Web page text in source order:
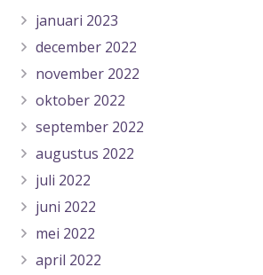
januari 2023
december 2022
november 2022
oktober 2022
september 2022
augustus 2022
juli 2022
juni 2022
mei 2022
april 2022